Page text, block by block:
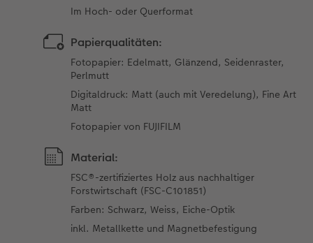
Im Hoch- oder Querformat
Papierqualitäten:
Fotopapier: Edelmatt, Glänzend, Seidenraster,
Perlmutt
Digitaldruck: Matt (auch mit Veredelung), Fine Art
Matt
Fotopapier von FUJIFILM
Material:
FSC®-zertifiziertes Holz aus nachhaltiger
Forstwirtschaft (FSC-C101851)
Farben: Schwarz, Weiss, Eiche-Optik
inkl. Metallkette und Magnetbefestigung